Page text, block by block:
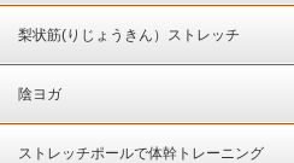
梨状筋(りじょうきん）ストレッチ
陰ヨガ
ストレッチポールで体幹トレーニング